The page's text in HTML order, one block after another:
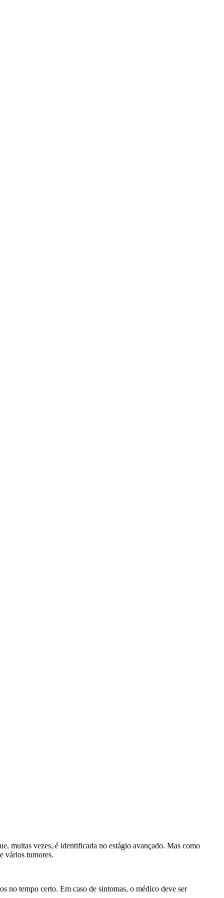
muitas vezes, é identificada no estágio avançado. Mas como
vários tumores.
no tempo certo. Em caso de sintomas, o médico deve ser